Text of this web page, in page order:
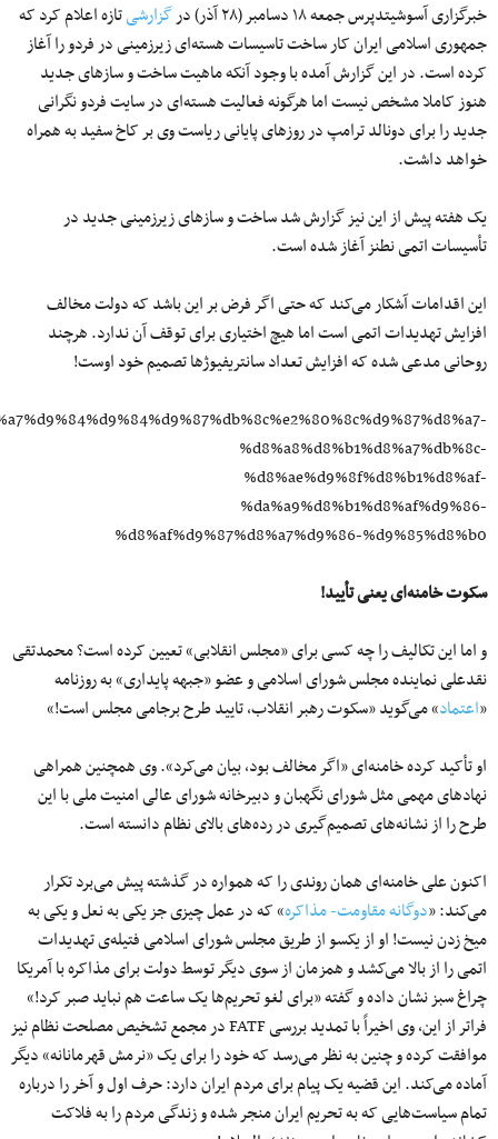
خبرگزاری آسوشیتدپرس جمعه ۱۸ دسامبر (۲۸ آذر) در
گزارشیتازه اعلام کرد که
جمهوری اسلامی ایران کار ساخت تاسیسات هسته‌ای زیرزمینی در فردو را آغاز
کرده است. در این گزارش آمده با وجود آنکه ماهیت ساخت و سازهای جدید
هنوز کاملا مشخص نیست اما هرگونه فعالیت هسته‌ای در سایت فردو نگرانی
جدید را برای دونالد ترامپ در روزهای پایانی ریاست وی بر کاخ سفید به همراه
خواهد داشت.
یک هفته پیش از این نیز گزارش شد ساخت و سازهای زیرزمینی جدید در
تأسیسات اتمی نطنز آغاز شده است.
این اقدامات آشکار می‌کند که حتی اگر فرض بر این باشد که دولت مخالف
افزایش تهدیدات اتمی است اما هیچ اختیاری برای توقف آن ندارد. هرچند
روحانی مدعی شده که افزایش تعداد سانتریفیوژها تصمیم خود اوست!
%d8%a8%d8%b1%d8%a7%db%8c-
%d8%ae%d9%8f%d8%b1%d8%af-
%da%a9%d8%b1%d8%af%d9%86-
%d8%af%d9%87%d8%a7%d9%86-%d9%85%d8%b0
سکوت خامنه‌ای یعنی تأیید!
و اما این تکالیف را چه کسی برای «مجلس انقلابی» تعیین کرده است؟ محمدتقی
نقدعلی نماینده مجلس شورای اسلامی و عضو «جبهه پایداری» به روزنامه
«اعتماد» می‌گوید «سکوت رهبر انقلاب، تایید طرح برجامی مجلس است!»
او تأکید کرده خامنه‌ای «اگر مخالف بود، بیان می‌کرد». وی همچنین همراهی
نهادهای مهمی مثل شورای نگهبان و دبیرخانه شورای عالی امنیت ملی با این
طرح را از نشانه‌های تصمیم‌گیری در رده‌های بالای نظام دانسته است.
اکنون علی خامنه‌ای همان روندی را که همواره در گذشته پیش می‌برد تکرار
می‌کند: «دوگانه مقاومت- مذاکره» که در عمل چیزی جز یکی به نعل و یکی به
میخ زدن نیست! او از یکسو از طریق مجلس شورای اسلامی فتیله‌ی تهدیدات
اتمی را از بالا می‌کشد و همزمان از سوی دیگر توسط دولت برای مذاکره با آمریکا
چراغ سبز نشان داده و گفته «برای لغو تحریم‌ها یک ساعت هم نباید صبر کرد!»
فراتر از این، وی اخیراً با تمدید بررسی FATF در مجمع تشخیص مصلحت نظام نیز
موافقت کرده و چنین به نظر می‌رسد که خود را برای یک «نرمش قهرمانانه» دیگر
آماده می‌کند. این قضیه یک پیام برای مردم ایران دارد: حرف اول و آخر را درباره
تمام سیاست‌هایی که به تحریم ایران منجر شده و زندگی مردم را به فلاکت